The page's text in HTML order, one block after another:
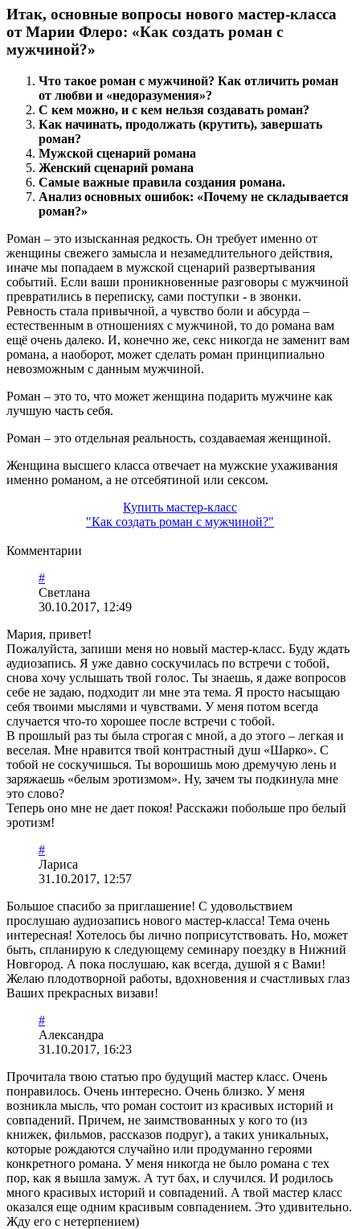
Итак, основные вопросы нового мастер-класса
от Марии Флеро: «Как создать роман с
мужчиной?»
Что такое роман с мужчиной? Как отличить роман
от любви и «недоразумения»?
С кем можно, и с кем нельзя создавать роман?
Как начинать, продолжать (крутить), завершать
роман?
Мужской сценарий романа
Женский сценарий романа
Самые важные правила создания романа.
Анализ основных ошибок: «Почему не складывается
роман?»
Роман – это изысканная редкость. Он требует именно от
женщины свежего замысла и незамедлительного действия,
иначе мы попадаем в мужской сценарий развертывания
событий. Если ваши проникновенные разговоры с мужчиной
превратились в переписку, сами поступки - в звонки.
Ревность стала привычной, а чувство боли и абсурда –
естественным в отношениях с мужчиной, то до романа вам
ещё очень далеко. И, конечно же, секс никогда не заменит вам
романа, а наоборот, может сделать роман принципиально
невозможным с данным мужчиной.
Роман – это то, что может женщина подарить мужчине как
лучшую часть себя.
Роман – это отдельная реальность, создаваемая женщиной.
Женщина высшего класса отвечает на мужские ухаживания
именно романом, а не отсебятиной или сексом.
Купить мастер-класс
"Как создать роман с мужчиной?"
Комментарии
#
Светлана
30.10.2017, 12:49
Мария, привет!
Пожалуйста, запиши меня но новый мастер-класс. Буду ждать
аудиозапись. Я уже давно соскучилась по встречи с тобой,
снова хочу услышать твой голос. Ты знаешь, я даже вопросов
себе не задаю, подходит ли мне эта тема. Я просто насыщаю
себя твоими мыслями и чувствами. У меня потом всегда
случается что-то хорошее после встречи с тобой.
В прошлый раз ты была строгая с мной, а до этого – легкая и
веселая. Мне нравится твой контрастный душ «Шарко». С
тобой не соскучишься. Ты ворошишь мою дремучую лень и
заряжаешь «белым эротизмом». Ну, зачем ты подкинула мне
это слово?
Теперь оно мне не дает покоя! Расскажи побольше про белый
эротизм!
#
Лариса
31.10.2017, 12:57
Большое спасибо за приглашение! С удовольствием
прослушаю аудиозапись нового мастер-класса! Тема очень
интересная! Хотелось бы лично поприсутствовать. Но, может
быть, спланирую к следующему семинару поездку в Нижний
Новгород. А пока послушаю, как всегда, душой я с Вами!
Желаю плодотворной работы, вдохновения и счастливых глаз
Ваших прекрасных визави!
#
Александра
31.10.2017, 16:23
Прочитала твою статью про будущий мастер класс. Очень
понравилось. Очень интересно. Очень близко. У меня
возникла мысль, что роман состоит из красивых историй и
совпадений. Причем, не заимствованных у кого то (из
книжек, фильмов, рассказов подруг), а таких уникальных,
которые рождаются случайно или продуманно героями
конкретного романа. У меня никогда не было романа с тех
пор, как я вышла замуж. А тут бах, и случился. И родилось
много красивых историй и совпадений. А твой мастер класс
оказался еще одним красивым совпадением. Это удивительно.
Жду его с нетерпением)